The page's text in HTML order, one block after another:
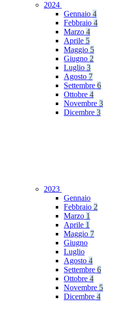
2024
Gennaio 4
Febbraio 4
Marzo 4
Aprile 5
Maggio 5
Giugno 2
Luglio 3
Agosto 7
Settembre 6
Ottobre 4
Novembre 3
Dicembre 3
2023
Gennaio
Febbraio 2
Marzo 1
Aprile 1
Maggio 7
Giugno
Luglio
Agosto 4
Settembre 6
Ottobre 4
Novembre 5
Dicembre 4